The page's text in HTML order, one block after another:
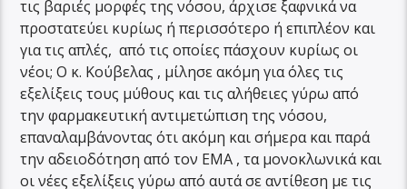
τις βαριές μορφές της νόσου, άρχισε ξαφνικά να
προστατεύει κυρίως ή περισσότερο ή επιπλέον και
για τις απλές, από τις οποίες πάσχουν κυρίως οι
νέοι; Ο κ. Κούβελας , μίλησε ακόμη για όλες τις
εξελίξεις τους μύθους και τις αλήθειες γύρω από
την φαρμακευτική αντιμετώπιση της νόσου,
επαναλαμβάνοντας ότι ακόμη και σήμερα και παρά
την αδειοδότηση από τον ΕΜΑ , τα μονοκλωνικά και
οι νέες εξελίξεις γύρω από αυτά σε αντίθεση με τις